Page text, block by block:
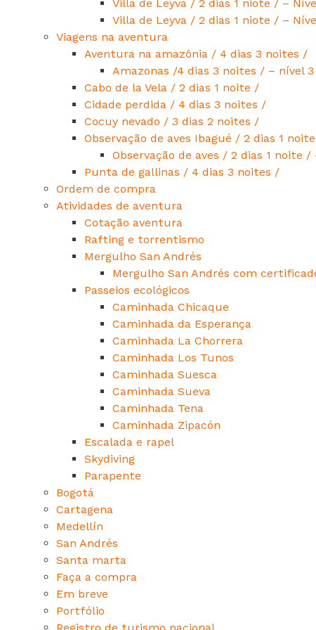
Villa de Leyva / 2 dias 1 niote / –
Villa de Leyva / 2 dias 1 niote / –
Viagens na aventura
Aventura na amazônia / 4 dias 3 noites /
Amazonas /4 dias 3 noites / – nível 3
Cabo de la Vela / 2 dias 1 noite /
Cidade perdida / 4 dias 3 noites /
Cocuy nevado / 3 dias 2 noites /
Observação de aves Ibagué / 2 dias 1
Observação de aves / 2 dias 1 noite /
Punta de gallinas / 4 dias 3 noites /
Ordem de compra
Atividades de aventura
Cotação aventura
Rafting e torrentismo
Mergulho San Andrés
Mergulho San Andrés com
Passeios ecológicos
Caminhada Chicaque
Caminhada da Esperança
Caminhada La Chorrera
Caminhada Los Tunos
Caminhada Suesca
Caminhada Sueva
Caminhada Tena
Caminhada Zipacón
Escalada e rapel
Skydiving
Parapente
Bogotá
Cartagena
Medellín
San Andrés
Santa marta
Faça a compra
Em breve
Portfólio
Registro de turismo nacional